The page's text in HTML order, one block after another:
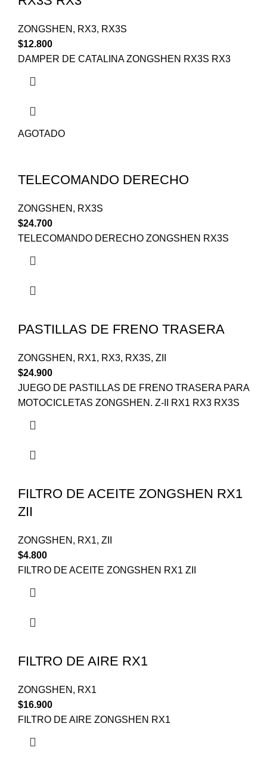
ZONGSHEN , RX3, RX3S
$12.800
DAMPER DE CATALINA ZONGSHEN RX3S RX3
AGOTADO
TELECOMANDO DERECHO
ZONGSHEN , RX3S
$24.700
TELECOMANDO DERECHO ZONGSHEN RX3S
PASTILLAS DE FRENO TRASERA
ZONGSHEN , RX1, RX3, RX3S, ZII
$24.900
JUEGO DE PASTILLAS DE FRENO TRASERA PARA
MOTOCICLETAS ZONGSHEN. Z-II RX1 RX3 RX3S
FILTRO DE ACEITE ZONGSHEN RX1
ZII
ZONGSHEN , RX1, ZII
$4.800
FILTRO DE ACEITE ZONGSHEN RX1 ZII
FILTRO DE AIRE RX1
ZONGSHEN , RX1
$16.900
FILTRO DE AIRE ZONGSHEN RX1